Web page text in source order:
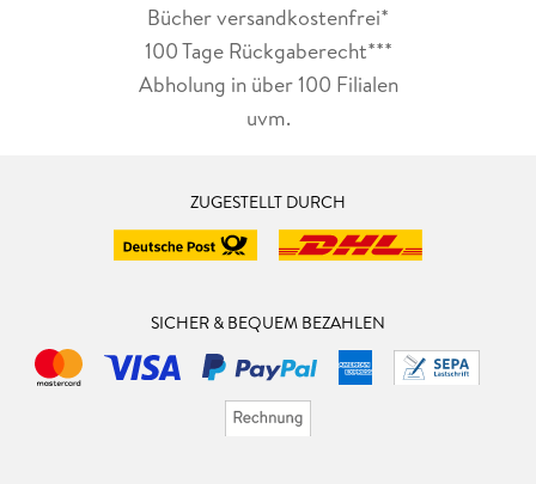
Bücher versandkostenfrei*
100 Tage Rückgaberecht***
Abholung in über 100 Filialen
uvm.
ZUGESTELLT DURCH
SICHER & BEQUEM BEZAHLEN